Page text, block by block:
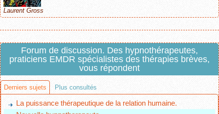
Laurent Gross
Forum de discussion. Des hypnothérapeutes,
praticiens EMDR spécialistes des thérapies brèves,
vous répondent
Derniers sujets Plus consultés
La puissance thérapeutique de la relation humaine.